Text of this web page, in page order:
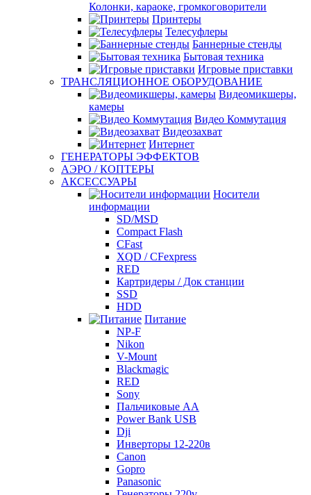
Колонки, караоке, громкоговорители
Принтеры
Телесуфлеры
Баннерные стенды
Бытовая техника
Игровые приставки
ТРАНСЛЯЦИОННОЕ ОБОРУДОВАНИЕ
Видеомикшеры,
камеры
Видео Коммутация
Видеозахват
Интернет
ГЕНЕРАТОРЫ ЭФФЕКТОВ
АЭРО / КОПТЕРЫ
АКСЕССУАРЫ
Носители
информации
SD/MSD
Compact Flash
CFast
XQD / CFexpress
RED
Картридеры / Док станции
SSD
HDD
Питание
NP-F
Nikon
V-Mount
Blackmagic
RED
Sony
Пальчиковые AA
Power Bank USB
Dji
Инверторы 12-220в
Canon
Gopro
Panasonic